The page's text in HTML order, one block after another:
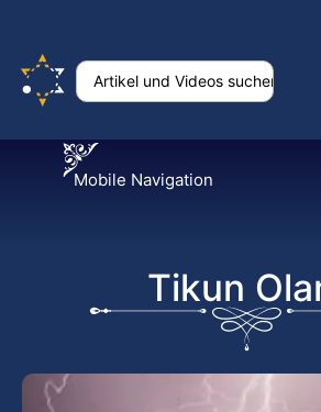
Mobile Navigation
Tikun